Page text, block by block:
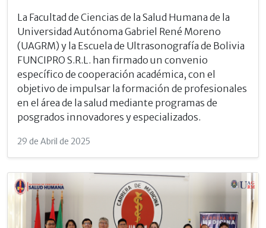
La Facultad de Ciencias de la Salud Humana de la
Universidad Autónoma Gabriel René Moreno
(UAGRM) y la Escuela de Ultrasonografía de Bolivia
FUNCIPRO S.R.L. han firmado un convenio
específico de cooperación académica, con el
objetivo de impulsar la formación de profesionales
en el área de la salud mediante programas de
posgrados innovadores y especializados.
29 de Abril de 2025